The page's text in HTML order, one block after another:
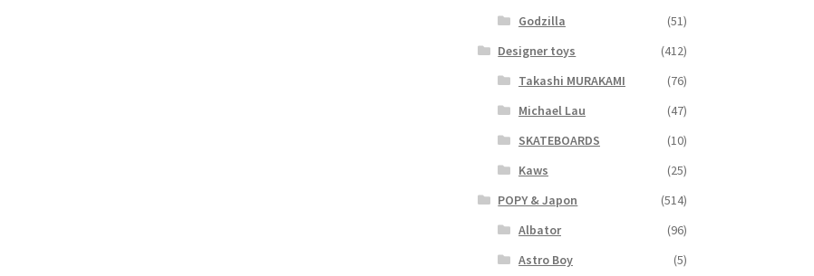
Godzilla
(51)
Designer toys
(412)
Takashi MURAKAMI
(76)
Michael Lau
(47)
SKATEBOARDS
(10)
Kaws
(25)
POPY & Japon
(514)
Albator
(96)
Astro Boy
(5)